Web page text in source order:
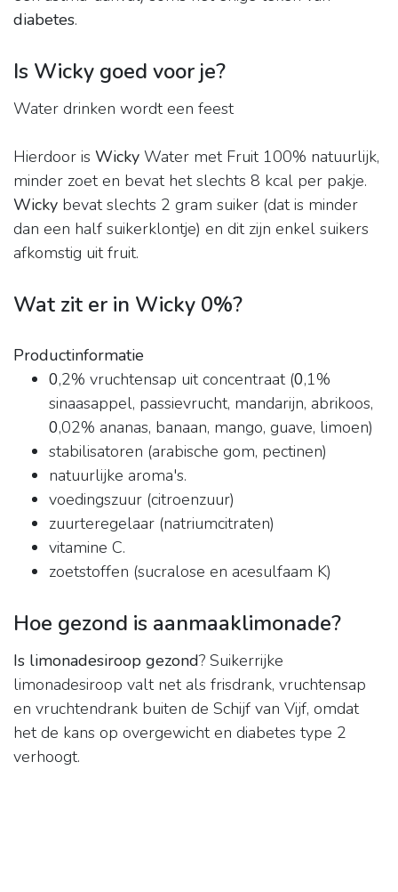
diabetes.
Is Wicky goed voor je?
Water drinken wordt een feest
Hierdoor is Wicky Water met Fruit 100% natuurlijk,
minder zoet en bevat het slechts 8 kcal per pakje.
Wicky bevat slechts 2 gram suiker (dat is minder
dan een half suikerklontje) en dit zijn enkel suikers
afkomstig uit fruit.
Wat zit er in Wicky 0%?
Productinformatie
0,2% vruchtensap uit concentraat (0,1%
sinaasappel, passievrucht, mandarijn, abrikoos,
0,02% ananas, banaan, mango, guave, limoen)
stabilisatoren (arabische gom, pectinen)
natuurlijke aroma's.
voedingszuur (citroenzuur)
zuurteregelaar (natriumcitraten)
vitamine C.
zoetstoffen (sucralose en acesulfaam K)
Hoe gezond is aanmaaklimonade?
Is limonadesiroop gezond? Suikerrijke
limonadesiroop valt net als frisdrank, vruchtensap
en vruchtendrank buiten de Schijf van Vijf, omdat
het de kans op overgewicht en diabetes type 2
verhoogt.